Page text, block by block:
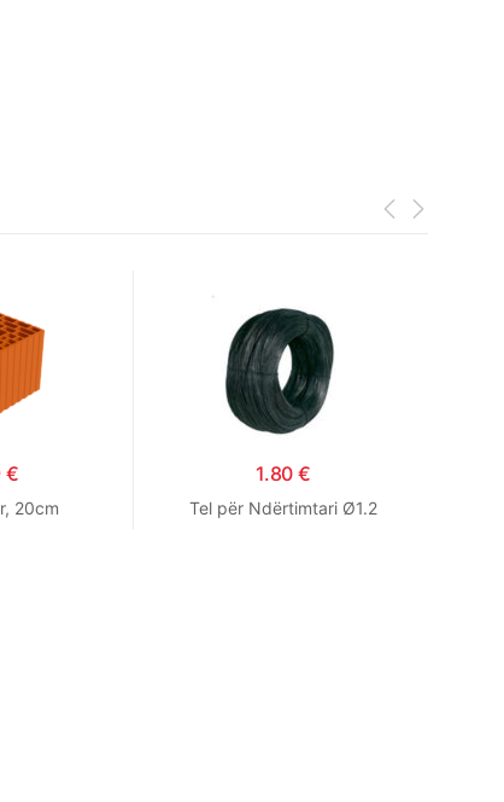
€
20cm
1.80€
Tel për Ndërtimtari Ø1.2